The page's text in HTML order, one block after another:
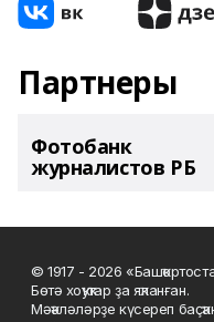
Партнеры
Фотобанк
журналистов РБ
© 1917 - 2026
Бөтә хоҡуҡтар ҙа яҡланған.
Мәҡәләләрҙе күсереп